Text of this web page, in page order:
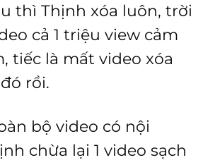
thì Thịnh xóa luôn, trời
cả 1 triệu view cảm
tiếc là mất video xóa
rồi.
bộ video có nội
chừa lại 1 video sạch